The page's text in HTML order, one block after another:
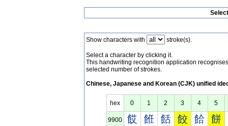
Show characters with stroke(s).
Select a character by clicking it.
This handwriting recognition application
selected number of strokes.
Chinese, Japanese and Korean (CJK) unified
hex 0 1 2 3 4 5
9900 餀 餁 餂 餃 餄 餅